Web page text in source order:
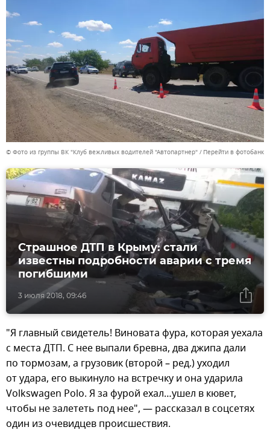
© Фото из группы ВК "Клуб вежливых водителей "Автопартнер" Перейти в фотобанк
3 июля 2018, 09:46
Страшное ДТП в Крыму: стали
известны подробности аварии с тремя
погибшими
"Я главный свидетель! Виновата фура, которая уехала
с места ДТП. С нее выпали бревна, два джипа дали
по тормозам, а грузовик (второй – ред.) уходил
от удара, его выкинуло на встречку и она ударила
Volkswagen Polo. Я за фурой ехал…ушел в кювет,
чтобы не залететь под нее", — рассказал в соцсетях
один из очевидцев происшествия.